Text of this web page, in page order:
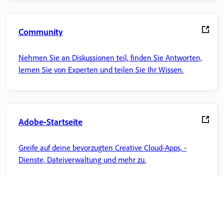
Community
Nehmen Sie an Diskussionen teil, finden Sie Antworten,
lernen Sie von Experten und teilen Sie Ihr Wissen.
Adobe-Startseite
Greife auf deine bevorzugten Creative Cloud-Apps, -
Dienste, Dateiverwaltung und mehr zu.